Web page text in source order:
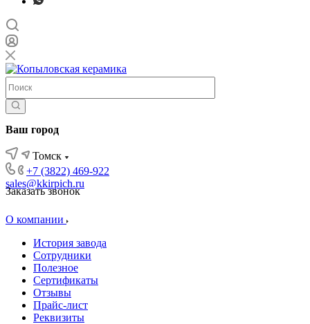
Ваш город
Томск
+7 (3822) 469-922
sales@kkirpich.ru
Заказать звонок
О компании
История завода
Сотрудники
Полезное
Сертификаты
Отзывы
Прайс-лист
Реквизиты